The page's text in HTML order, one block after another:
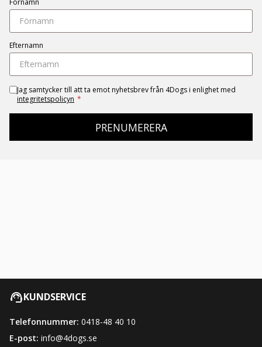
Efternamn
Jag samtycker till att ta emot nyhetsbrev från 4Dogs i enlighet med
integritetspolicyn *
PRENUMERERA
KUNDSERVICE
Telefonnummer: 0418-48 40 10
E-post: info@4dogs.se